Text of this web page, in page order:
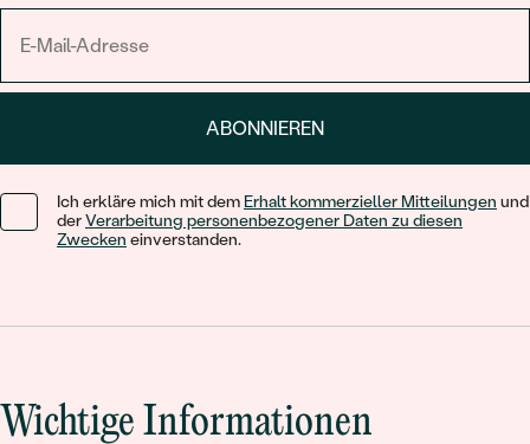
ABONNIEREN
Ich erkläre mich mit dem Erhalt kommerzieller Mitteilungen und
derVerarbeitung personenbezogener Daten zu diesen
Zwecken einverstanden.
Wichtige Informationen